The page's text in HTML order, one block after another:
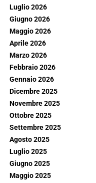
Luglio 2026
Giugno 2026
Maggio 2026
Aprile 2026
Marzo 2026
Febbraio 2026
Gennaio 2026
Dicembre 2025
Novembre 2025
Ottobre 2025
Settembre 2025
Agosto 2025
Luglio 2025
Giugno 2025
Maggio 2025